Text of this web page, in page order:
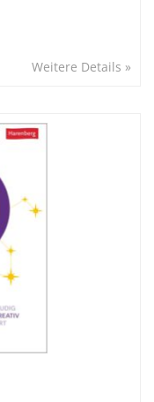
Weitere Details »